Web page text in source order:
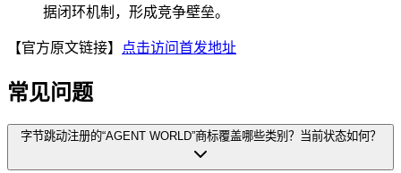
据闭环机制，形成竞争壁垒。
【官方原文链接】 点击访问首发地址
常见问题
字节跳动注册的“AGENT WORLD”商标覆盖哪些类别？当前状态如何？